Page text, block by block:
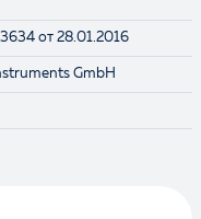
от 28.01.2016
GmbH